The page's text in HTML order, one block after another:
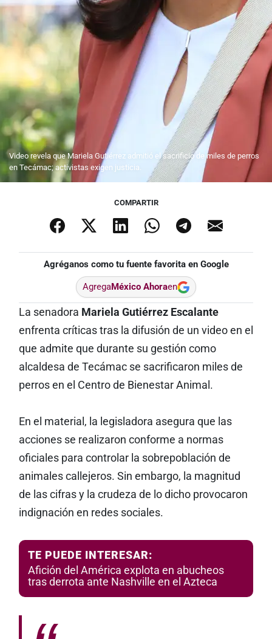
Video revela que Mariela Gutiérrez admitió el sacrificio de miles de perros
en Tecámac; activistas exigen justicia.
COMPARTIR
Agréganos como tu fuente favorita en Google
AgregaMéxico Ahoraen
La senadora Mariela Gutiérrez Escalante
enfrenta críticas tras la difusión de un video en el
que admite que durante su gestión como
alcaldesa de Tecámac se sacrificaron miles de
perros en el Centro de Bienestar Animal.
En el material, la legisladora asegura que las
acciones se realizaron conforme a normas
oficiales para controlar la sobrepoblación de
animales callejeros. Sin embargo, la magnitud
de las cifras y la crudeza de lo dicho provocaron
indignación en redes sociales.
TE PUEDE INTERESAR:
Afición del América explota en abucheos
tras derrota ante Nashville en el Azteca